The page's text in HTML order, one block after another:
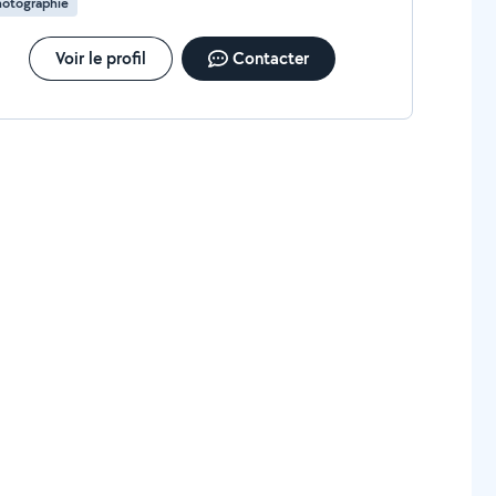
Voir le profil Contacter